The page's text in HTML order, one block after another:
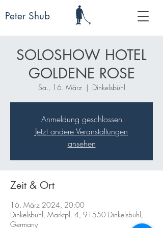
Peter Shub
SOLOSHOW HOTEL
GOLDENE ROSE
Sa., 16. März
  |
Dinkelsbühl
Anmeldung geschlossen
Jetzt andere Veranstaltungen
ansehen
Zeit & Ort
16. März 2024, 20:00
Dinkelsbühl, Marktpl. 4, 91550 Dinkelsbühl,
Germany